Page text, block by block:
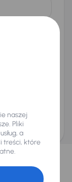
z siedzibą
i przetwarzać
danych
oferty. Kupimy
dnia.
naszej
Pliki
a
treści, które